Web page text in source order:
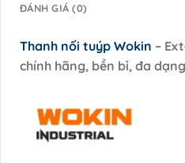
ĐÁNH GIÁ (0)
Thanh nối tuýp Wokin –
chính hãng, bền bỉ, đa